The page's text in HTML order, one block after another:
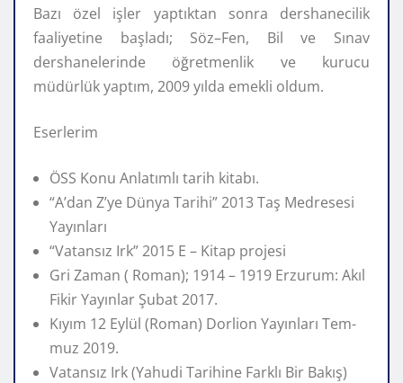
Bazı özel işler yaptıktan sonra dershanecilik
faaliyetine başladı; Söz–Fen, Bil ve Sınav
dershanelerinde öğretmenlik ve kurucu
müdürlük yaptım, 2009 yılda emekli oldum.
Eserlerim
ÖSS Konu Anlatımlı tarih kitabı.
“A’dan Z’ye Dünya Tarihi” 2013 Taş Medresesi
Yayınları
“Vatansız Irk” 2015 E – Kitap projesi
Gri Zaman ( Roman); 1914 – 1919 Erzurum: Akıl
Fikir Yayınlar Şubat 2017.
Kıyım 12 Eylül (Roman) Dorlion Yayınları Tem­
muz 2019.
Vatansız Irk (Yahudi Tarihine Farklı Bir Bakış)